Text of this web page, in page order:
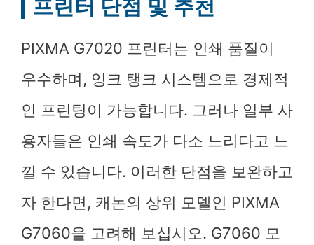
프린터 단점 및 추천
PIXMA G7020 프린터는 인쇄 품질이
우수하며, 잉크 탱크 시스템으로 경제적
인 프린팅이 가능합니다. 그러나 일부 사
용자들은 인쇄 속도가 다소 느리다고 느
낄 수 있습니다. 이러한 단점을 보완하고
자 한다면, 캐논의 상위 모델인 PIXMA
G7060을 고려해 보십시오. G7060 모